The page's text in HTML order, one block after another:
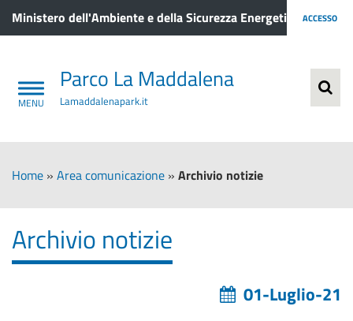
Ministero dell'Ambiente e della Sicurezza Energetica ACCESSO
Parco La Maddalena
Lamaddalenapark.it
Home » Area comunicazione » Archivio notizie
Archivio notizie
01-Luglio-21